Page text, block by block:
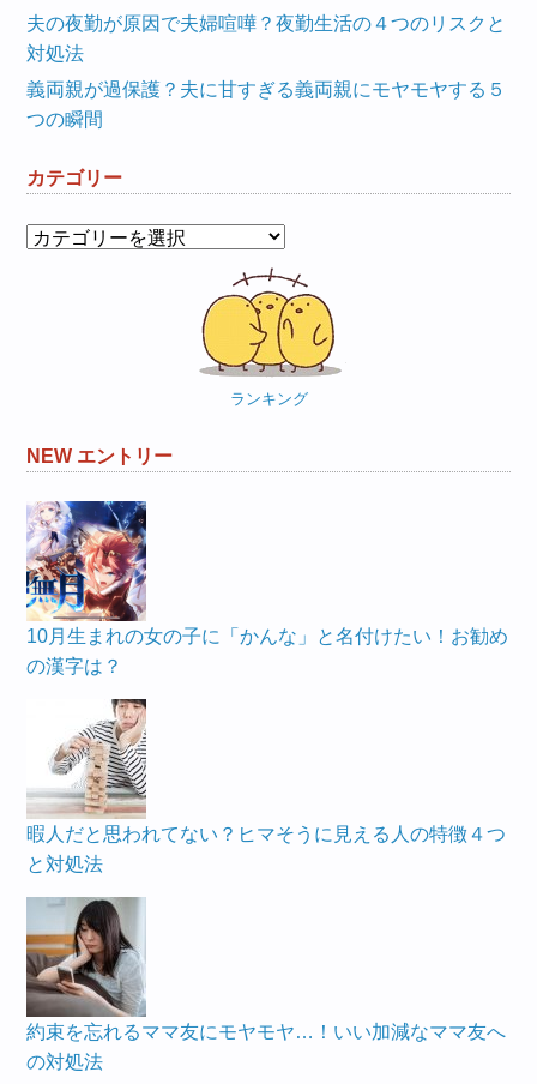
夫の夜勤が原因で夫婦喧嘩？夜勤生活の４つのリスクと
対処法
義両親が過保護？夫に甘すぎる義両親にモヤモヤする５
つの瞬間
カテゴリー
カ
ランキング
NEW エントリー
10月生まれの女の子に「かんな」と名付けたい！お勧め
の漢字は？
暇人だと思われてない？ヒマそうに見える人の特徴４つ
と対処法
約束を忘れるママ友にモヤモヤ…！いい加減なママ友へ
の対処法